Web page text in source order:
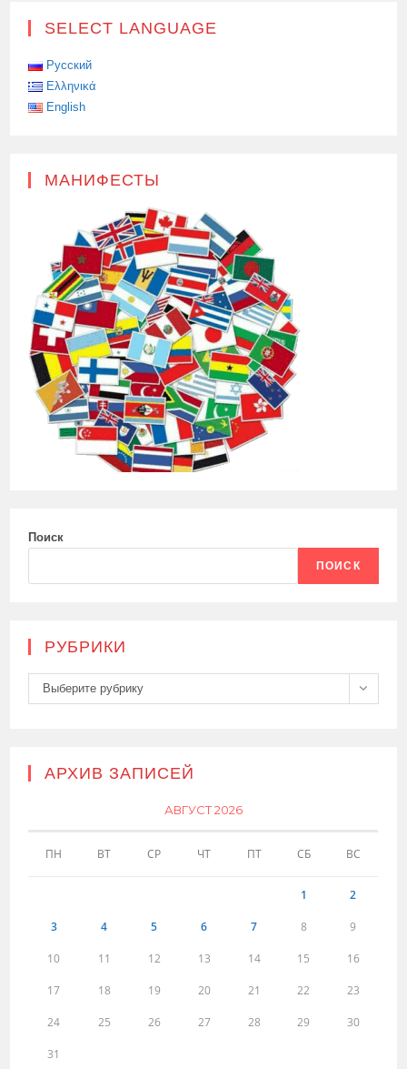
SELECT LANGUAGE
Русский
Ελληνικά
English
МАНИФЕСТЫ
Поиск
ПОИСК
РУБРИКИ
Рубрики
Выберите рубрику
АРХИВ ЗАПИСЕЙ
АВГУСТ 2026
ПН ВТ СР ЧТ ПТ СБ ВС
1 2
3 4 5 6 7 8 9
10 11 12 13 14 15 16
17 18 19 20 21 22 23
24 25 26 27 28 29 30
31